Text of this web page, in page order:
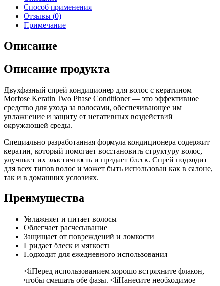
Способ применения
Отзывы (0)
Примечание
Описание
Описание продукта
Двухфазный спрей кондиционер для волос с кератином
Morfose Keratin Two Phase Conditioner — это эффективное
средство для ухода за волосами, обеспечивающее им
увлажнение и защиту от негативных воздействий
окружающей среды.
Специально разработанная формула кондиционера содержит
кератин, который помогает восстановить структуру волос,
улучшает их эластичность и придает блеск. Спрей подходит
для всех типов волос и может быть использован как в салоне,
так и в домашних условиях.
Преимущества
Увлажняет и питает волосы
Облегчает расчесывание
Защищает от повреждений и ломкости
Придает блеск и мягкость
Подходит для ежедневного использования
<liПеред использованием хорошо встряхните флакон,
чтобы смешать обе фазы. <liНанесите необходимое